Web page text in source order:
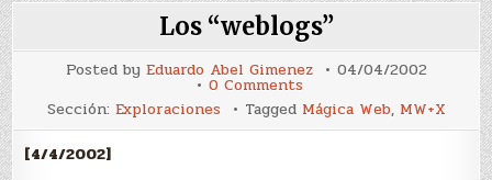
Los “weblogs”
Posted by Eduardo Abel Gimenez 04/04/2002
0 Commentson
Los
“weblogs”
Sección: Exploraciones Tagged Mágica Web, MW+X
[4/4/2002]